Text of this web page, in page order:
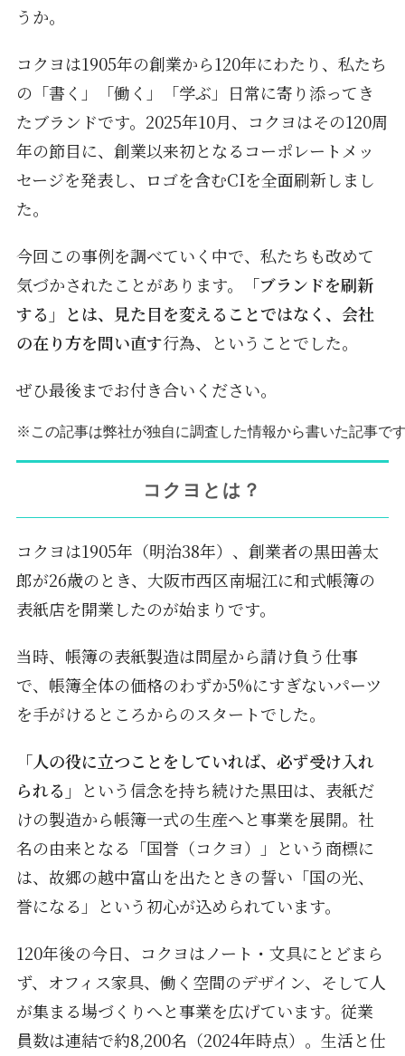
うか。
コクヨは1905年の創業から120年にわたり、私たち
の「書く」「働く」「学ぶ」日常に寄り添ってき
たブランドです。2025年10月、コクヨはその120周
年の節目に、創業以来初となるコーポレートメッ
セージを発表し、ロゴを含むCIを全面刷新しまし
た。
今回この事例を調べていく中で、私たちも改めて
気づかされたことがあります。
「ブランドを刷新
する」とは、見た目を変えることではなく、会社
の在り方を問い直す行為、ということでした。
ぜひ最後までお付き合いください。
※この記事は弊社が独自に調査した情報から書いた記事で
コクヨとは？
コクヨは1905年（明治38年）、創業者の黒田善太
郎が26歳のとき、大阪市西区南堀江に和式帳簿の
表紙店を開業したのが始まりです。
当時、帳簿の表紙製造は問屋から請け負う仕事
で、帳簿全体の価格のわずか5%にすぎないパーツ
を手がけるところからのスタートでした。
「人の役に立つことをしていれば、必ず受け入れ
られる」
という信念を持ち続けた黒田は、表紙だ
けの製造から帳簿一式の生産へと事業を展開。社
名の由来となる「国誉（コクヨ）」という商標に
は、故郷の越中富山を出たときの誓い「国の光、
誉になる」という初心が込められています。
120年後の今日、コクヨはノート・文具にとどまら
ず、オフィス家具、働く空間のデザイン、そして人
が集まる場づくりへと事業を広げています。従業
員数は連結で約8,200名（2024年時点）。生活と仕